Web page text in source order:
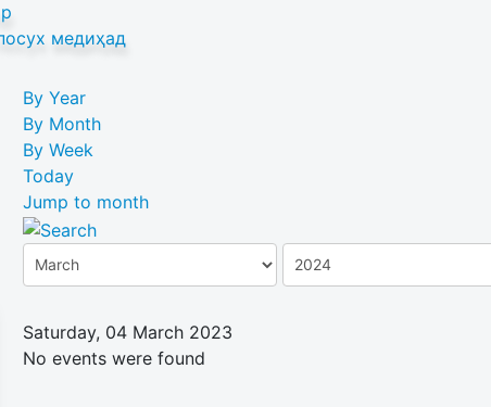
медиҳад
By Year
By Month
By Week
Today
Jump to month
Saturday, 04 March 2023
No events were found